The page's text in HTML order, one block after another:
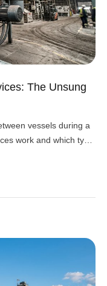
The Unsung
vessels during a
work and which type